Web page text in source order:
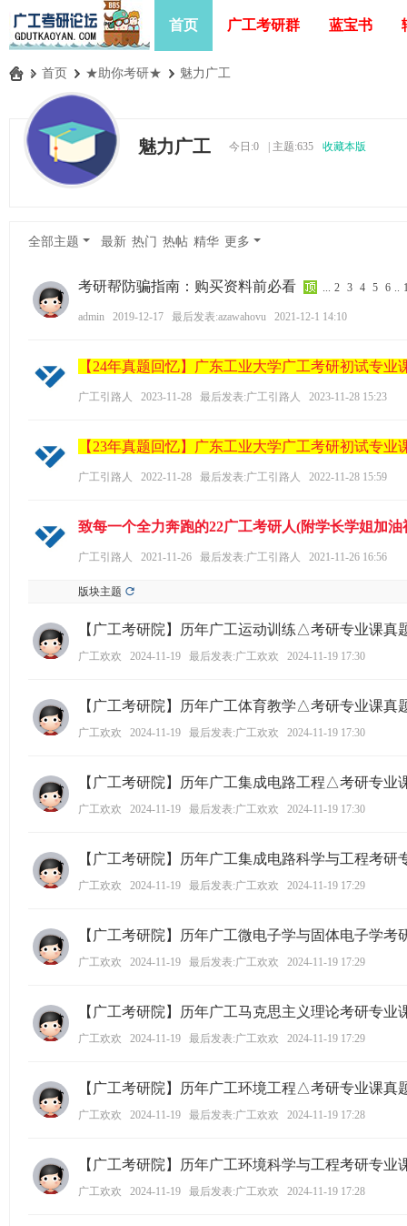
首页 广工考研群 蓝宝书
» 首页 › ★助你考研★ › 魅力广工
魅力广工 今日:0 主题:635 收藏本版
全部主题 最新 热门 热帖 精华 更多
考研帮防骗指南：购买资料前必看 ... 2 3 4 5 6 ..
admin 2019-12-17 最后发表:azawahovu 2021-12-1 14:10
【24年真题回忆】广东工业大学广工考研初试专业
广工引路人 2023-11-28 最后发表:广工引路人 2023-11-28 15:23
【23年真题回忆】广东工业大学广工考研初试专业
广工引路人 2022-11-28 最后发表:广工引路人 2022-11-28 15:59
致每一个全力奔跑的22广工考研人(附学长学姐加油
广工引路人 2021-11-26 最后发表:广工引路人 2021-11-26 16:56
版块主题
【广工考研院】历年广工运动训练△考研专业课真
广工欢欢 2024-11-19 最后发表:广工欢欢 2024-11-19 17:30
【广工考研院】历年广工体育教学△考研专业课真
广工欢欢 2024-11-19 最后发表:广工欢欢 2024-11-19 17:30
【广工考研院】历年广工集成电路工程△考研专业
广工欢欢 2024-11-19 最后发表:广工欢欢 2024-11-19 17:30
【广工考研院】历年广工集成电路科学与工程考研
广工欢欢 2024-11-19 最后发表:广工欢欢 2024-11-19 17:29
【广工考研院】历年广工微电子学与固体电子学考
广工欢欢 2024-11-19 最后发表:广工欢欢 2024-11-19 17:29
【广工考研院】历年广工马克思主义理论考研专业
广工欢欢 2024-11-19 最后发表:广工欢欢 2024-11-19 17:29
【广工考研院】历年广工环境工程△考研专业课真
广工欢欢 2024-11-19 最后发表:广工欢欢 2024-11-19 17:28
【广工考研院】历年广工环境科学与工程考研专业
广工欢欢 2024-11-19 最后发表:广工欢欢 2024-11-19 17:28